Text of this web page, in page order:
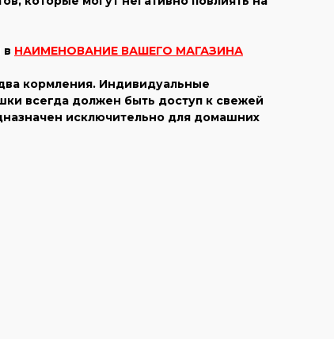
в НАИМЕНОВАНИЕ ВАШЕГО МАГАЗИНА
кормления. Индивидуальные
всегда должен быть доступ к свежей
исключительно для домашних